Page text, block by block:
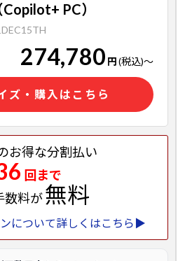
PC）
274,780 円(税込)～
ズ・購入はこちら
お得な分割払い
回まで
数料が無料
について詳しくはこちら▶